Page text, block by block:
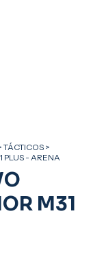
TÁCTICOS >
PLUS - ARENA
M31